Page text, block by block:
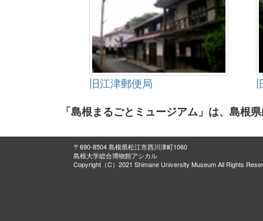
旧江津郵便局
「島根まるごとミュージアム」は、島根
〒690-8504 島根県松江市西川津町1060
島根大学総合博物館アシカル
Copyright（C）2021 Shimane University Museum All Rights